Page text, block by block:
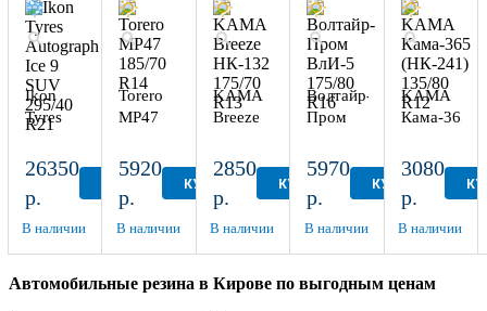
Ikon
Tyres
Ice 9
295/40
R21
26350
р.
В наличии
Torero
MP47
R14
5920
р.
КУПИТЬ
В наличии
KAMA
Breeze
175/70
2850
р.
КУПИТЬ
В наличии
Волтайр-
Пром
175/80
5970
р.
КУПИТЬ
В наличии
KAMA
Кама-365
135/80
3080
р.
В наличии
Автомобильные резина в Кирове по выгодным ценам